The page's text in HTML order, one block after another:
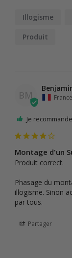
Illogisme
Produit
BM France
Je
Montage d'un
Produit correct.
Phasage du
illogisme. Sinon
par tous.
Partager